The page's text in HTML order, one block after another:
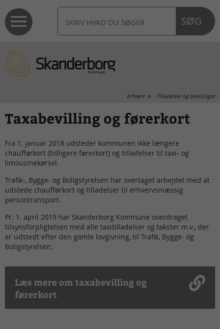
SØG
Erhverv Tilladelser og bevillinger
Taxabevilling og førerkort
Fra 1. januar 2018 udsteder kommunen ikke længere
chaufførkort (tidligere førerkort) og tilladelser til taxi- og
limousinekørsel.
Trafik-, Bygge- og Boligstyrelsen har overtaget arbejdet med at
udstede chaufførkort og tilladelser til erhvervsmæssig
persontransport.
Pr. 1. april 2019 har Skanderborg Kommune overdraget
tilsynsforpligtelsen med alle taxitilladelser og takster m.v., der
er udstedt efter den gamle lovgivning, til Trafik, Bygge- og
Boligstyrelsen.
Læs mere om taxabevilling og
førerkort